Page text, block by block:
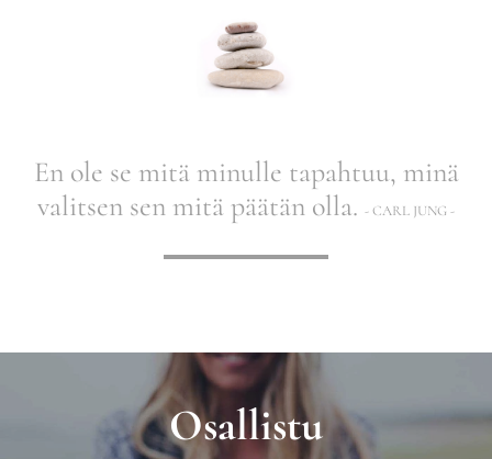
En ole se mitä minulle tapahtuu, minä
valitsen sen mitä päätän olla. - CARL JUNG -
Osallistu